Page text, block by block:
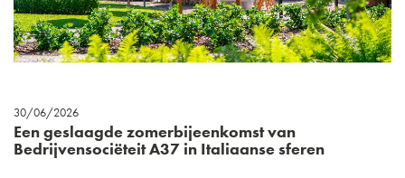
30/06/2026
Een geslaagde zomerbijeenkomst van
Bedrijvensociëteit A37 in Italiaanse sferen